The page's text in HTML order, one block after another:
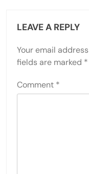
LEAVE A REPLY
Your email
fields are marked *
Comment *